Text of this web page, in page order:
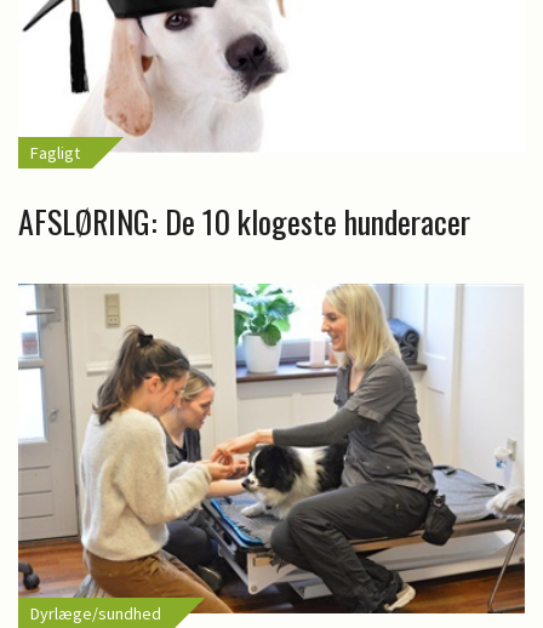
Fagligt
AFSLØRING: De 10 klogeste hunderacer
Dyrlæge/sundhed